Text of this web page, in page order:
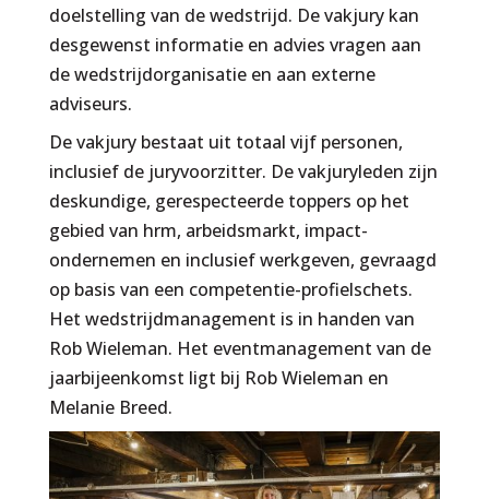
doelstelling van de wedstrijd. De vakjury kan
desgewenst informatie en advies vragen aan
de wedstrijdorganisatie en aan externe
adviseurs.
De vakjury bestaat uit totaal vijf personen,
inclusief de juryvoorzitter. De vakjuryleden zijn
deskundige, gerespecteerde toppers op het
gebied van hrm, arbeidsmarkt, impact-
ondernemen en inclusief werkgeven, gevraagd
op basis van een competentie-profielschets.
Het wedstrijdmanagement is in handen van
Rob Wieleman. Het eventmanagement van de
jaarbijeenkomst ligt bij Rob Wieleman en
Melanie Breed.